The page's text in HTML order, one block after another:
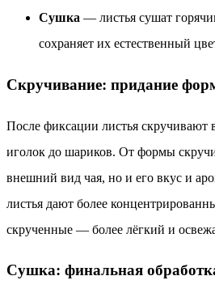
Сушка — листья сушат
сохраняет их естественный
Скручивание: придание
После фиксации листья
иголок до шариков. От формы
внешний вид чая, но и его вкус и
листья дают более
скрученные — более лёгкий и
Сушка: финальная